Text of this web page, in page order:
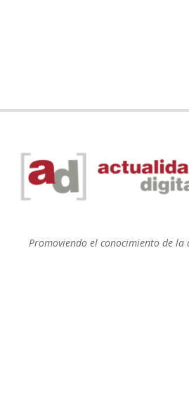
Promoviendo el conocimiento de la